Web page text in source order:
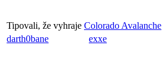
Tipovali, že vyhraje Colorado Avalanche
darth0bane
exxe